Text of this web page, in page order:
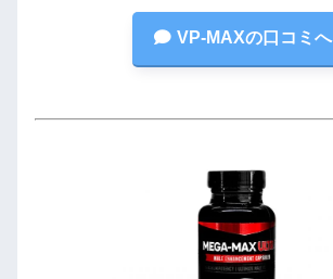
VP-MAXの口コミへ